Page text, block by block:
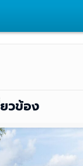
วข้อง